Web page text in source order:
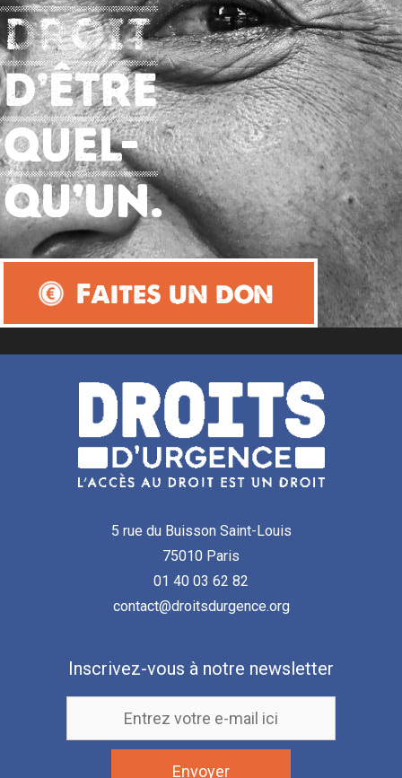
Faites un don
5 rue du Buisson Saint-Louis
75010 Paris
01 40 03 62 82
contact@droitsdurgence.org
Inscrivez-vous à notre newsletter